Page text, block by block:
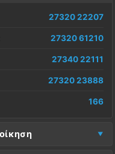
27320 22207
27320 61210
27340 22111
27320 23888
166